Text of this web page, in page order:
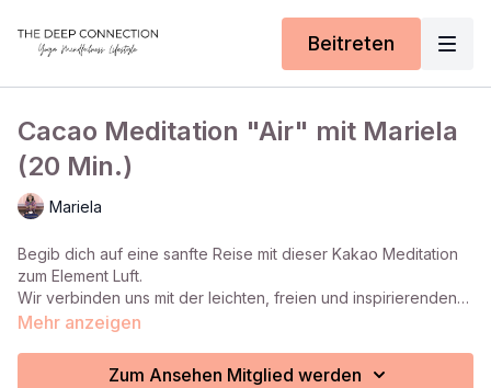
Beitreten
Cacao Meditation "Air" mit Mariela
(20 Min.)
Mariela
Begib dich auf eine sanfte Reise mit dieser Kakao Meditation
zum Element Luft.
Wir verbinden uns mit der leichten, freien und inspirierenden
Energie der Luft – ein Moment von Weite, Klarheit und innerer
Mehr anzeigen
Zum Ansehen Mitglied werden